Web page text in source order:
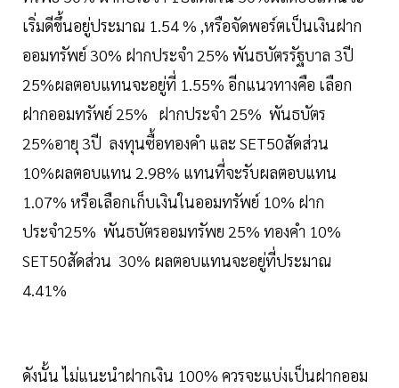
เริ่มดีขึ้นอยู่ประมาณ 1.54 % ,หรือจัดพอร์ตเป็นเงินฝาก
ออมทรัพย์ 30% ฝากประจำ 25% พันธบัตรรัฐบาล 3ปี
25%ผลตอบแทนจะอยู่ที่ 1.55% อีกแนวทางคือ เลือก
ฝากออมทรัพย์ 25% ฝากประจำ 25% พันธบัตร
25%อายุ 3ปี ลงทุนซื้อทองคำ และ SET50สัดส่วน
10%ผลตอบแทน 2.98% แทนที่จะรับผลตอบแทน
1.07% หรือเลือกเก็บเงินในออมทรัพย์ 10% ฝาก
ประจำ25% พันธบัตรออมทรัพย 25% ทองคำ 10%
SET50สัดส่วน 30% ผลตอบแทนจะอยู่ที่ประมาณ
4.41%
ดังนั้น ไม่แนะนำฝากเงิน 100% ควรจะแบ่งเป็นฝากออม